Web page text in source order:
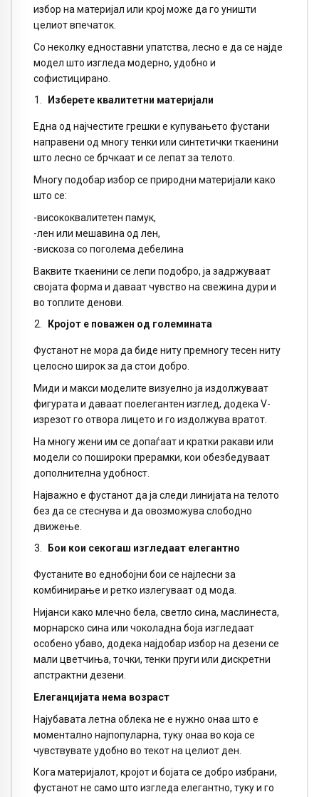
избор на материјал или крој може да го уништи
целиот впечаток.
Со неколку едноставни упатства, лесно е да се најде
модел што изгледа модерно, удобно и
софистицирано.
Изберете квалитетни материјали
Една од најчестите грешки е купувањето фустани
направени од многу тенки или синтетички ткаенини
што лесно се брчкаат и се лепат за телото.
Многу подобар избор се природни материјали како
што се:
-висококвалитетен памук,
-лен или мешавина од лен,
-вискоза со поголема дебелина
Ваквите ткаенини се лепи подобро, ја задржуваат
својата форма и даваат чувство на свежина дури и
во топлите денови.
Кројот е поважен од големината
Фустанот не мора да биде ниту премногу тесен ниту
целосно широк за да стои добро.
Миди и макси моделите визуелно ја издолжуваат
фигурата и даваат поелегантен изглед, додека V-
изрезот го отвора лицето и го издолжува вратот.
На многу жени им се допаѓаат и кратки ракави или
модели со пошироки прерамки, кои обезбедуваат
дополнителна удобност.
Најважно е фустанот да ја следи линијата на телото
без да се стеснува и да овозможува слободно
движење.
Бои кои секогаш изгледаат елегантно
Фустаните во еднобојни бои се најлесни за
комбинирање и ретко излегуваат од мода.
Нијанси како млечно бела, светло сина, маслинеста,
морнарско сина или чоколадна боја изгледаат
особено убаво, додека најдобар избор на дезени се
мали цветчиња, точки, тенки пруги или дискретни
апстрактни дезени.
Елеганцијата нема возраст
Најубавата летна облека не е нужно онаа што е
моментално најпопуларна, туку онаа во која се
чувствувате удобно во текот на целиот ден.
Кога материјалот, кројот и бојата се добро избрани,
фустанот не само што изгледа елегантно, туку и го